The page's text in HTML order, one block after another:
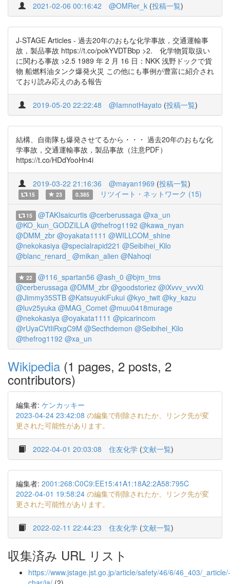
2021-02-06 00:16:42 @OMRer_k (投稿一覧)
J-STAGE Articles - 過去20年のおもな化学事故，交通運輸事
故，製品事故 https://t.co/pokYVDTBbp >2. 化学物質取扱い
に関わる事故 >2.5 1989 年 2 月 16 日：NKK 浅野ドックで貨
物 船燃料油タンク爆発火災 この他にも事例が豊富に紹介され
ており読み応えのある報告
2019-05-20 22:22:48 @IamnotHayato (投稿一覧)
結構、自衛隊も爆発させてるから・・・ 過去20年のおもな化
学事故，交通運輸事故，製品事故（注意PDF）
https://t.co/HDdYooHn4i
2019-03-22 21:16:36 @mayan1969 (投稿一覧)
15 23 0.385 リツイート・ネットワーク (15)
15 @TAKIsaicurtis @cerberussaga @xa_un
@KO_kun_GODZILLA @thefrog1192 @kawa_nyan
@DMM_zbr @oyakata1111 @WILLCOM_shine
@nekokasiya @specialrapid221 @Seibihei_Kilo
@blanc_renard_
@mikan_alien @Nahoqi
22 @116_spartan56 @ash_0 @bjm_tms
@cerberussaga @DMM_zbr @goodstoriez @iXvvv_vvvXi
@Jimmy35STB @KatsuyukiFukui @kyo_twit @ky_kazu
@luv25yuka @MAG_Comet @muu0418murage
@nekokasiya @oyakata1111 @picarincom
@rUyaCVtIiRxgC9M @Secthdemon @Seibihei_Kilo
@thefrog1192 @xa_un
Wikipedia (1 pages, 2 posts, 2
contributors)
編集者: ケンカッキー
2023-04-24 23:42:08 の編集で削除されたか、リンク先が変
更された可能性があります。
2022-04-01 20:03:08 住友化学 (文献一覧)
編集者: 2001:268:C0C9:EE15:41A1:18A2:2A58:795C
2022-04-01 19:58:24 の編集で削除されたか、リンク先が変
更された可能性があります。
2022-02-11 22:44:23 住友化学 (文献一覧)
収集済み URL リスト
https://www.jstage.jst.go.jp/article/safety/46/6/46_403/_article/-